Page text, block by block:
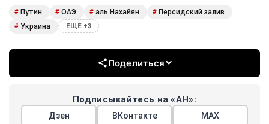
# Путин # ОАЭ # аль Нахайян # Персидский залив
# Украина ЕЩЕ +3
Поделиться
Подписывайтесь на «АН»:
Дзен ВКонтакте МАХ